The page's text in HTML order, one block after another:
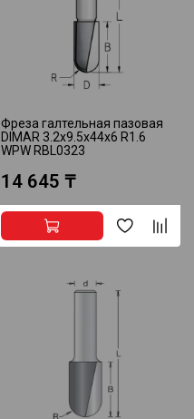
Фреза галтельная пазовая
DIMAR 3.2x9.5x44x6 R1.6
WPW RBL0323
14 645 ₸